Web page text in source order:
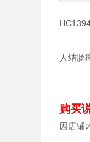
人结肠
购买
因店铺